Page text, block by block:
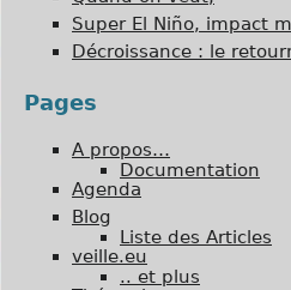
Super El Niño, impact
Décroissance : le
Pages
A propos…
Documentation
Agenda
Blog
Liste des Articles
veille.eu
.. et plus